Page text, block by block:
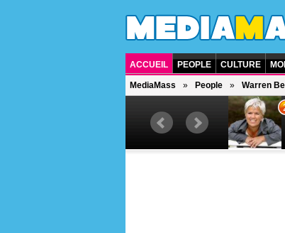
ACCUEIL PEOPLE CULTURE
MediaMass People Warren
chanteuse québécoise